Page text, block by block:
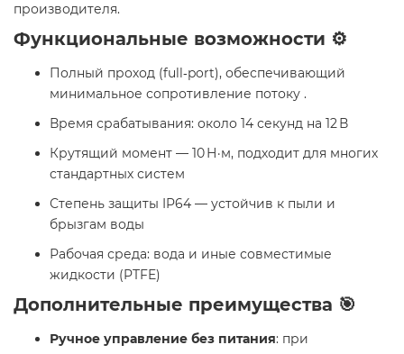
производителя.
Функциональные возможности ⚙️
Полный проход (full‑port), обеспечивающий
минимальное сопротивление потоку .
Время срабатывания: около 14 секунд на 12 В
Крутящий момент — 10 Н·м, подходит для многих
стандартных систем
Степень защиты IP64 — устойчив к пыли и
брызгам воды
Рабочая среда: вода и иные совместимые
жидкости (PTFE)
Дополнительные преимущества 🎯
Ручное управление без питания: при